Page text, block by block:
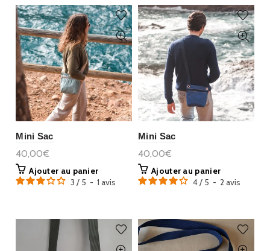
Mini Sac
40,00€
Ajouter au panier
3 / 5 - 1avis
Mini Sac
40,00€
Ajouter au panier
4/ 5 - 2 avis